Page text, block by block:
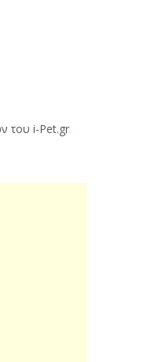
του i-Pet.gr